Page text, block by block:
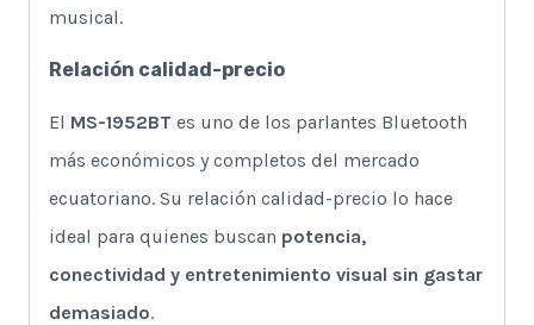
musical.
Relación calidad-precio
El MS-1952BT es uno de los parlantes Bluetooth
más económicos y completos del mercado
ecuatoriano. Su relación calidad-precio lo hace
ideal para quienes buscan potencia,
conectividad y entretenimiento visual sin gastar
demasiado.